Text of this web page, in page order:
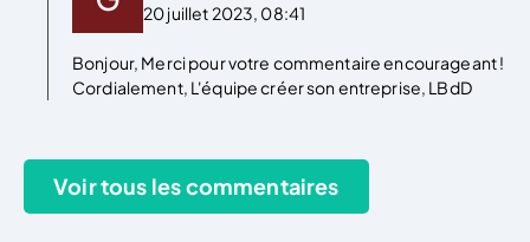
20 juillet 2023, 08:41
Bonjour, Merci pour votre commentaire encourageant !
Cordialement, L'équipe créer son entreprise, LBdD